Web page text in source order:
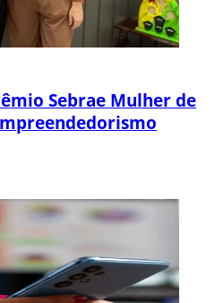
Sebrae Mulher de